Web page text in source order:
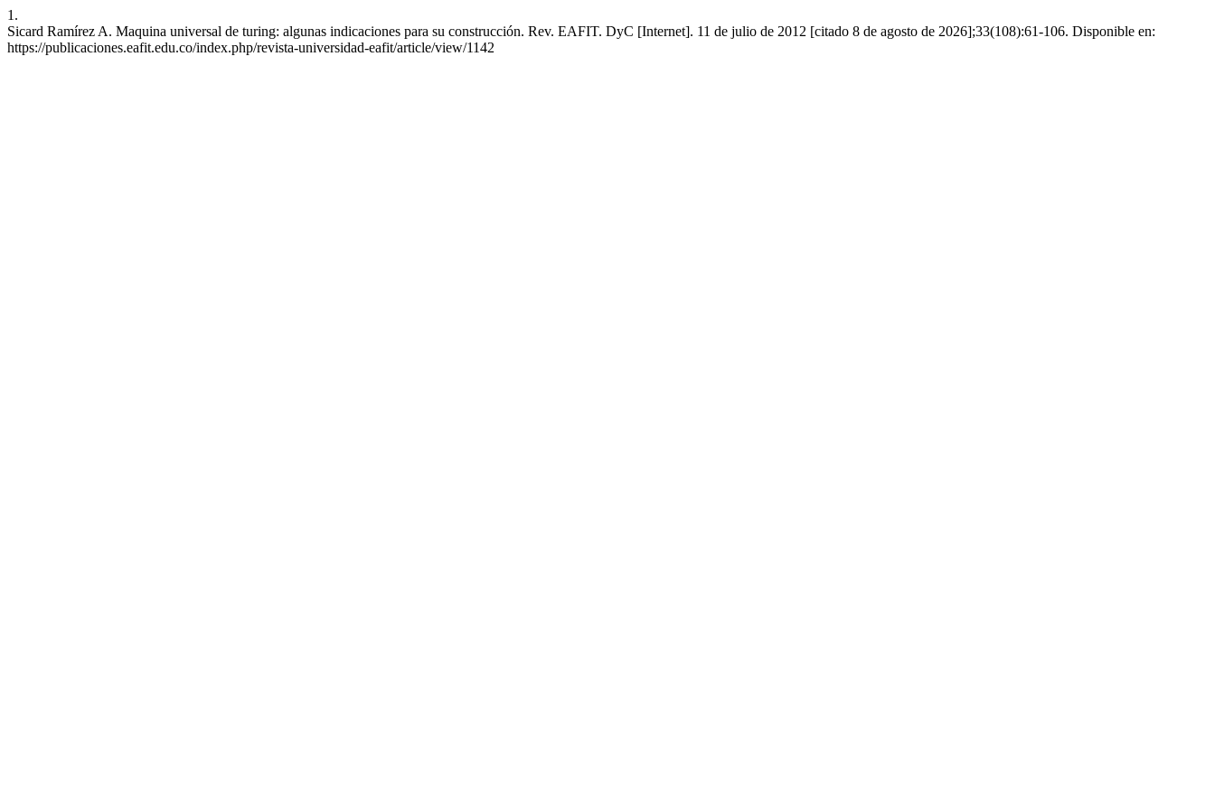
1.
Sicard Ramírez A. Maquina universal de turing: algunas indicaciones para su construcción. Rev. EAFIT. DyC [Internet]. 11 de julio de 2012 [citado 8 de agosto de 2026];33(108):61-106. Disponible en:
https://publicaciones.eafit.edu.co/index.php/revista-universidad-eafit/article/view/1142